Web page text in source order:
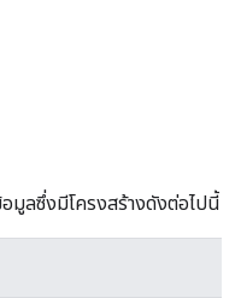
มูลซึ่งมีโครงสร้างดังต่อไปนี้